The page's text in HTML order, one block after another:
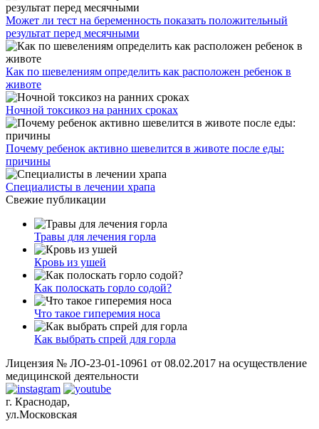
Может ли тест на беременность показать положительный
результат перед месячными
Как по шевелениям определить как расположен ребенок в
животе
Ночной токсикоз на ранних сроках
Почему ребенок активно шевелится в животе после еды:
причины
Специалисты в лечении храпа
Свежие публикации
Травы для лечения горла
Кровь из ушей
Как полоскать горло содой?
Что такое гиперемия носа
Как выбрать спрей для горла
Лицензия № ЛО-23-01-10961 от 08.02.2017 на осуществление
медицинской деятельности
г. Краснодар,
ул.Московская